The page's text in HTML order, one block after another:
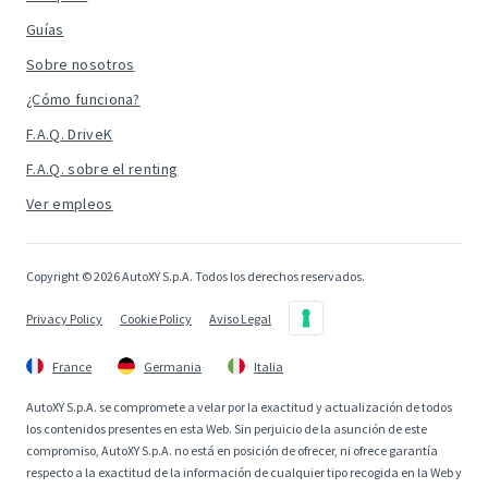
Guías
Sobre nosotros
¿Cómo funciona?
F.A.Q. DriveK
F.A.Q. sobre el renting
Ver empleos
Copyright © 2026 AutoXY S.p.A. Todos los derechos reservados.
Privacy Policy Cookie Policy Aviso Legal
France Germania Italia
AutoXY S.p.A. se compromete a velar por la exactitud y actualización de todos
los contenidos presentes en esta Web. Sin perjuicio de la asunción de este
compromiso, AutoXY S.p.A. no está en posición de ofrecer, ni ofrece garantía
respecto a la exactitud de la información de cualquier tipo recogida en la Web y